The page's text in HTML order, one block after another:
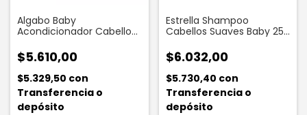
Algabo Baby
Acondicionador Cabellos
$5.610,00
$5.329,50 con
Transferencia o
depósito
Estrella Shampoo
Cabellos Suaves Baby 250
$6.032,00
$5.730,40 con
Transferencia o
depósito